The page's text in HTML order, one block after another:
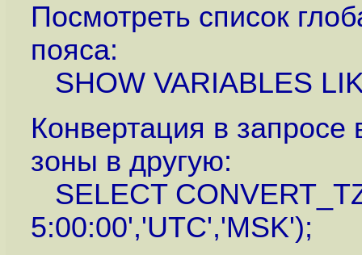
Посмотреть список
пояса:
SHOW VARIABLES
Конвертация в
зоны в другую:
SELECT
5:00:00','UTC','MSK');